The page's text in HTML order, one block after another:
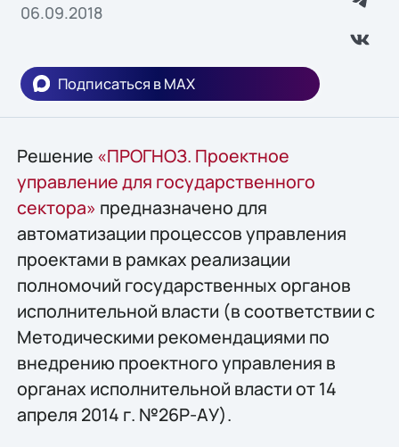
06.09.2018
Подписаться в MAX
Решение «ПРОГНОЗ. Проектное
управление для государственного
сектора» предназначено для
автоматизации процессов управления
проектами в рамках реализации
полномочий государственных органов
исполнительной власти (в соответствии с
Методическими рекомендациями по
внедрению проектного управления в
органах исполнительной власти от 14
апреля 2014 г. №26Р-АУ).